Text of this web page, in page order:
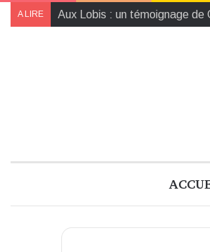
A LIRE Orava, à Blois : retisser le lien